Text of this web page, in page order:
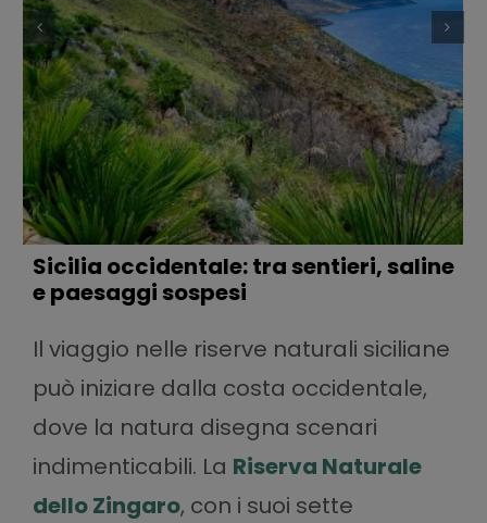
Sicilia occidentale: tra sentieri, saline
e paesaggi sospesi
Il viaggio nelle riserve naturali siciliane
può iniziare dalla costa occidentale,
dove la natura disegna scenari
indimenticabili. La Riserva Naturale
dello Zingaro, con i suoi sette